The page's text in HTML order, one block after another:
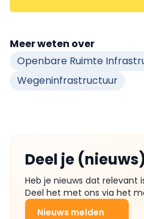
Meer weten over
Openbare Ruimte
Wegeninfrastructuur
Deel je
Heb je nieuws dat relevant
Deel het met ons via het
Nieuws melden